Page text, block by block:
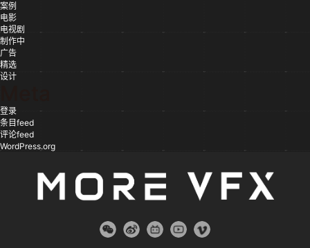
案例
电影
电视剧
制作中
广告
精选
设计
登录
条目feed
评论feed
WordPress.org